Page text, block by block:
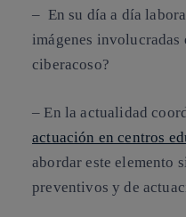
– En su día a día
imágenes involucradas
ciberacoso?
– En la actualidad
actuación en centros
abordar este elemento
preventivos y de